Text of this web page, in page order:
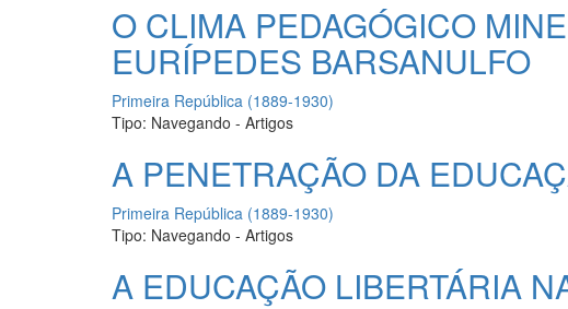
O CLIMA PEDAGÓGICO
EURÍPEDES BARSANULFO
Primeira República (1889-1930)
Tipo: Navegando - Artigos
A PENETRAÇÃO DA
Primeira República (1889-1930)
Tipo: Navegando - Artigos
A EDUCAÇÃO LIBERTÁRIA